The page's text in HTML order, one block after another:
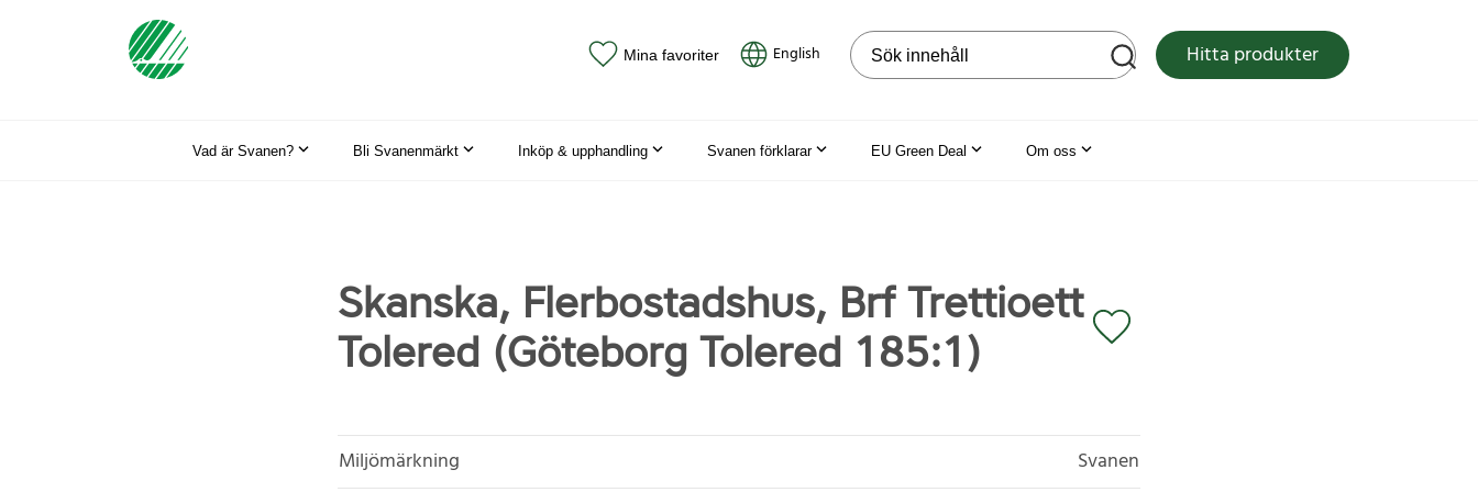
Mina favoriter English Sök på webbplatsen Hitta produkter
Vad är Svanen? Bli Svanenmärkt Inköp & upphandling Svanen förklarar EU Green Deal Om oss
Skanska, Flerbostadshus, Brf Trettioett
Tolered (Göteborg Tolered 185:1)
Miljömärkning
Svanen